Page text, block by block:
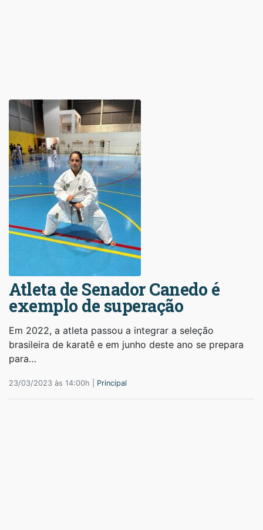
Atleta de Senador Canedo é
exemplo de superação
Em 2022, a atleta passou a integrar a seleção
brasileira de karatê e em junho deste ano se prepara
para…
23/03/2023 às 14:00h | Principal